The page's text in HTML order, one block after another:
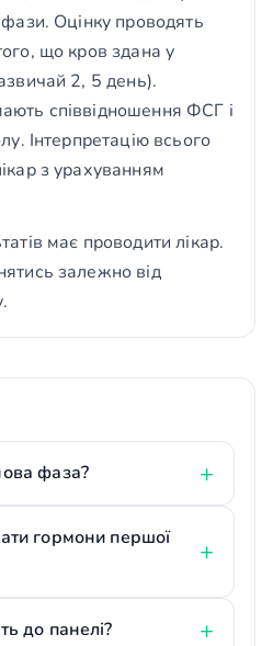
Оцінку проводять
що кров здана у
2, 5 день).
співвідношення ФСГ і
Інтерпретацію всього
з урахуванням
має проводити лікар.
залежно від
фаза?
гормони першої
до панелі?